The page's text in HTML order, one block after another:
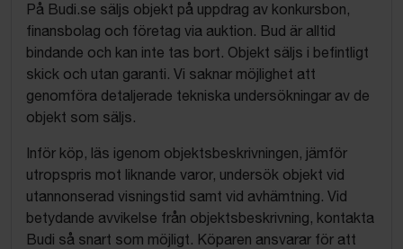
På Budi.se säljs objekt på uppdrag av konkursbon,
finansbolag och företag via auktion. Bud är alltid
bindande och kan inte tas bort. Objekt säljs i befintligt
skick och utan garanti. Vi saknar möjlighet att
genomföra detaljerade tekniska undersökningar av de
objekt som säljs.
Inför köp, läs igenom objektsbeskrivningen, jämför
utropspris mot liknande varor, undersök objekt vid
utannonserad visningstid samt vid avhämtning. Vid
betydande avvikelse från objektsbeskrivning, kontakta
Budi så snart som möjligt. Köparen ansvarar för att